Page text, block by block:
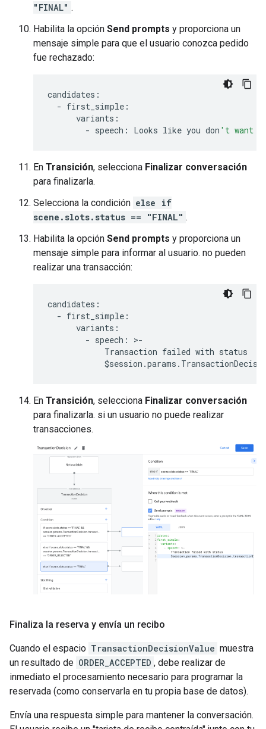
"FINAL" .
Habilita la opción Send prompts y proporciona un
mensaje simple para que el usuario conozca pedido
fue rechazado:
candidates :
- first_simple :
variants :
- speech : Looks like you don 't want
En Transición, selecciona Finalizar conversación
para finalizarla.
Selecciona la condición else if
scene.slots.status == "FINAL" .
Habilita la opción Send prompts y proporciona un
mensaje simple para informar al usuario. no pueden
realizar una transacción:
candidates :
- first_simple :
variants :
- speech : >-
Transaction failed with status
$session .params .
En Transición, selecciona Finalizar conversación
para finalizarla. si un usuario no puede realizar
transacciones.
Finaliza la reserva y envía un recibo
Cuando el espacio TransactionDecisionValue muestra
un resultado de ORDER_ACCEPTED , debe realizar de
inmediato el procesamiento necesario para programar la
reservada (como conservarla en tu propia base de datos).
Envía una respuesta simple para mantener la conversación.